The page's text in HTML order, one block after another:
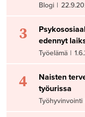
Blogi |
3
edennyt
Työelämä |
4
Naisten
työurissa
Työhyvinvointi